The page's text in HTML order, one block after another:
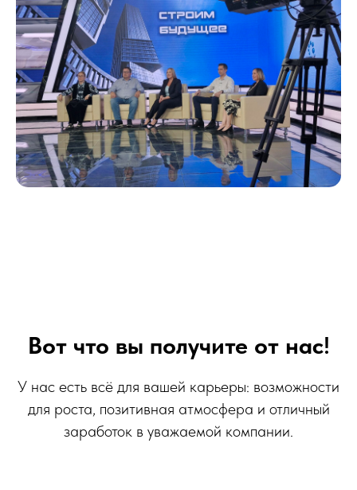
Вот что вы получите от нас!
У нас есть всё для вашей карьеры: возможности
для роста, позитивная атмосфера и отличный
заработок в уважаемой компании.